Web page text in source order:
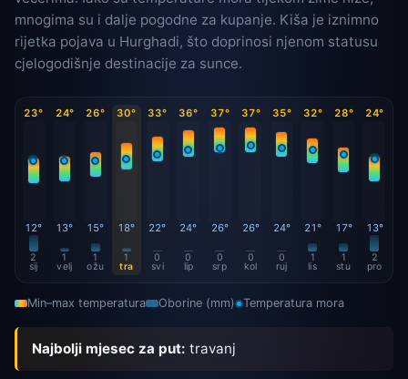
mnogima su i dalje pogodne za kupanje. Kiša je iznimno
rijetka pojava u Hurghadi, što doprinosi njenom statusu
cjelogodišnje destinacije za sunce.
23°
12°
2
sij
24°
13°
1
velj
26°
15°
1
ožu
30°
18°
1
tra
33°
22°
0
svi
36°
24°
0
lip
37°
26°
0
srp
37°
26°
0
kol
35°
24°
0
ruj
32°
21°
1
lis
28°
17°
1
stu
24°
13°
2
pro
Min–max temperatura Oborine (mm) Temperatura mora
Najbolji mjesec za put: travanj